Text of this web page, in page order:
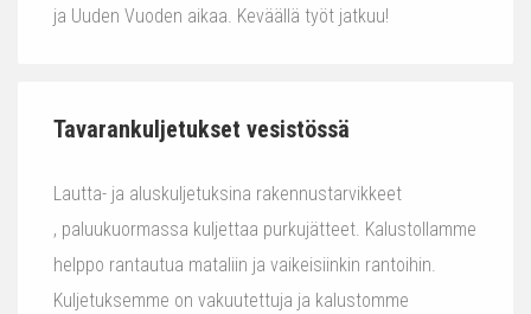
ja Uuden Vuoden aikaa. Keväällä työt jatkuu!
Tavarankuljetukset vesistössä
Lautta- ja aluskuljetuksina rakennustarvikkeet
, paluukuormassa kuljettaa purkujätteet. Kalustollamme
helppo rantautua mataliin ja vaikeisiinkin rantoihin.
Kuljetuksemme on vakuutettuja ja kalustomme